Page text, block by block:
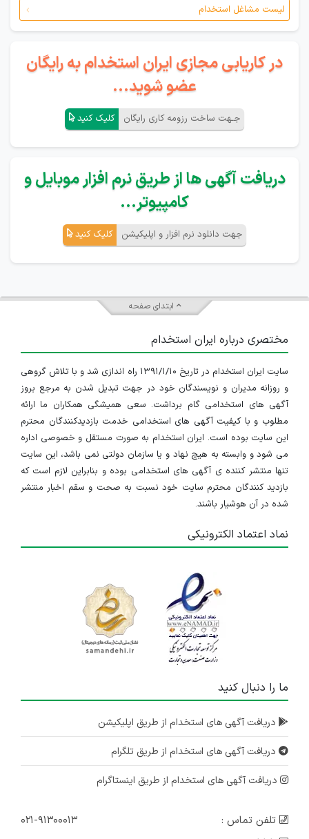
لیست مشاغل استخدام
در کاریابی مجازی ایران استخدام به رایگان
عضو شوید...
جـهت ساخت رزومه کاری رایگان کلیک کنید
دریافت آگهی ها از طریق نرم افزار موبایل و
کامپیوتر...
جهت دانلود نرم افزار و اپلیکیشن کلیک کنید
ابتدای صفحه
مختصری درباره ایران استخدام
سایت ایران استخدام در تاریخ ۱۳۹۱/۱/۱۰ راه اندازی شد و با تلاش گروهی
و روزانه مدیران و نویسندگان خود در جهت تبدیل شدن به مرجع بروز
آگهی های استخدامی گام برداشت. سعی همیشگی همکاران ما ارائه
مطلوب و با کیفیت آگهی های استخدامی خدمت بازدیدکنندگان محترم
این سایت بوده است. ایران استخدام به صورت مستقل و خصوصی اداره
می شود و وابسته به هیچ نهاد و یا سازمان دولتی نمی باشد، این سایت
تنها منتشر کننده ی آگهی های استخدامی بوده و بنابراین لازم است که
بازدید کنندگان محترم سایت خود نسبت به صحت و سقم اخبار منتشر
شده در آن هوشیار باشند.
نماد اعتماد الکترونیکی
ما را دنبال کنید
دریافت آگهی های استخدام از طریق اپلیکیشن
دریافت آگهی های استخدام از طریق تلگرام
دریافت آگهی های استخدام از طریق اینستاگرام
تلفن تماس :
۰۲۱-۹۱۳۰۰۰۱۳